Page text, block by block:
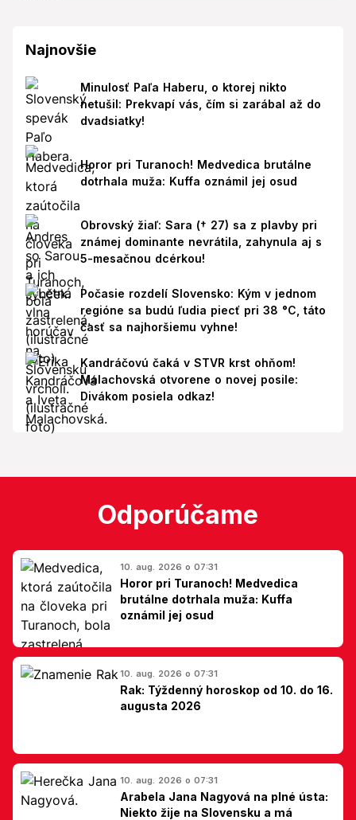
Najnovšie
Minulosť Paľa Haberu, o ktorej nikto
netušil: Prekvapí vás, čím si zarábal až do
dvadsiatky!
Horor pri Turanoch! Medvedica brutálne
dotrhala muža: Kuffa oznámil jej osud
Obrovský žiaľ: Sara († 27) sa z plavby pri
známej dominante nevrátila, zahynula aj s
5-mesačnou dcérkou!
Počasie rozdelí Slovensko: Kým v jednom
regióne sa budú ľudia piecť pri 38 °C, táto
časť sa najhoršiemu vyhne!
Kandráčovú čaká v STVR krst ohňom!
Malachovská otvorene o novej posile:
Divákom posiela odkaz!
Odporúčame
10. aug. 2026 o 07:31
Horor pri Turanoch! Medvedica
brutálne dotrhala muža: Kuffa
oznámil jej osud
10. aug. 2026 o 07:31
Rak: Týždenný horoskop od 10. do 16.
augusta 2026
10. aug. 2026 o 07:31
Arabela Jana Nagyová na plné ústa:
Niekto žije na Slovensku a má